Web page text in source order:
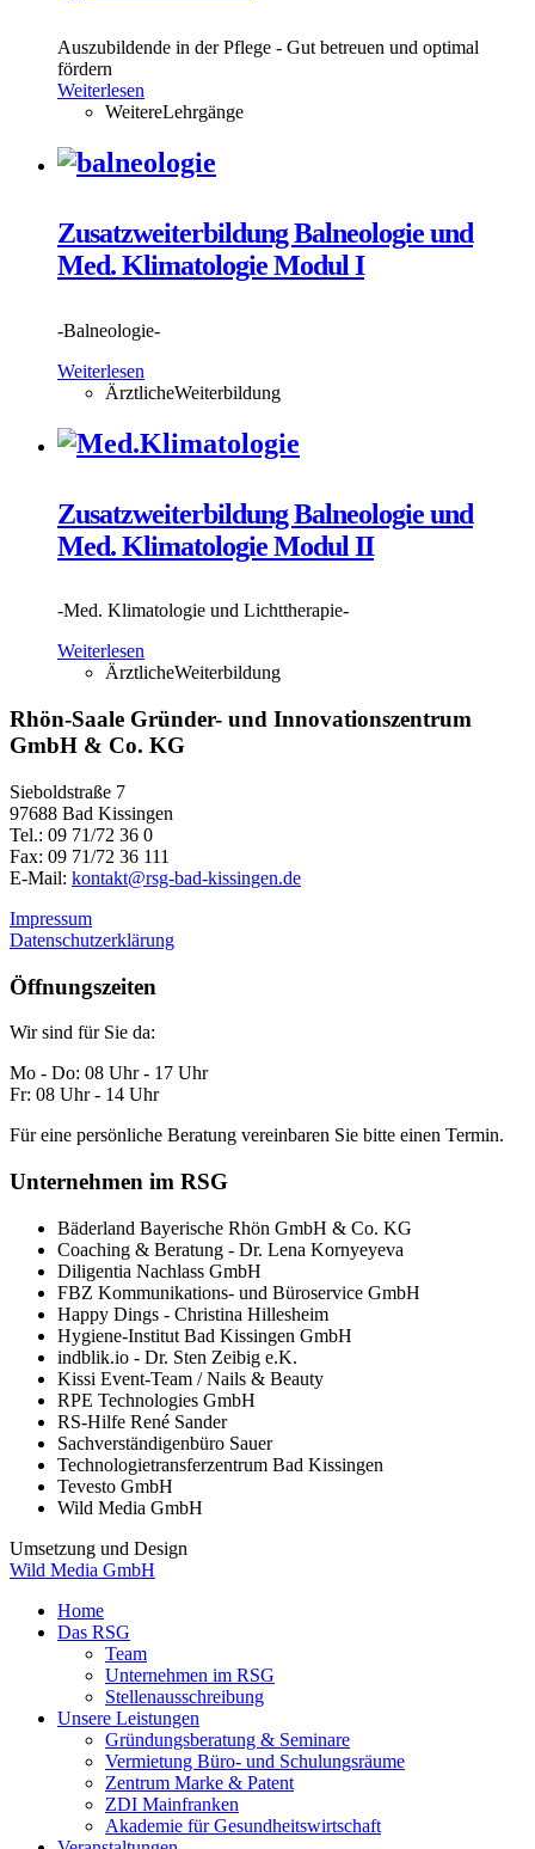
Auszubildende in der Pflege - Gut betreuen und optimal
fördern
Weiterlesen
WeitereLehrgänge
Zusatzweiterbildung Balneologie und
Med. Klimatologie Modul I
-Balneologie-
Weiterlesen
ÄrztlicheWeiterbildung
Zusatzweiterbildung Balneologie und
Med. Klimatologie Modul II
-Med. Klimatologie und Lichttherapie-
Weiterlesen
ÄrztlicheWeiterbildung
Rhön-Saale Gründer- und Innovationszentrum
GmbH & Co. KG
Sieboldstraße 7
97688 Bad Kissingen
Tel.: 09 71/72 36 0
Fax: 09 71/72 36 111
E-Mail: kontakt@rsg-bad-kissingen.de
Impressum
Datenschutzerklärung
Öffnungszeiten
Wir sind für Sie da:
Mo - Do: 08 Uhr - 17 Uhr
Fr: 08 Uhr - 14 Uhr
Für eine persönliche Beratung vereinbaren Sie bitte einen Termin.
Unternehmen im RSG
Bäderland Bayerische Rhön GmbH & Co. KG
Coaching & Beratung - Dr. Lena Kornyeyeva
Diligentia Nachlass GmbH
FBZ Kommunikations- und Büroservice GmbH
Happy Dings - Christina Hillesheim
Hygiene-Institut Bad Kissingen GmbH
indblik.io - Dr. Sten Zeibig e.K.
Kissi Event-Team / Nails & Beauty
RPE Technologies GmbH
RS-Hilfe René Sander
Sachverständigenbüro Sauer
Technologietransferzentrum Bad Kissingen
Tevesto GmbH
Wild Media GmbH
Umsetzung und Design
Wild Media GmbH
Home
Das RSG
Team
Unternehmen im RSG
Stellenausschreibung
Unsere Leistungen
Gründungsberatung & Seminare
Vermietung Büro- und Schulungsräume
Zentrum Marke & Patent
ZDI Mainfranken
Akademie für Gesundheitswirtschaft